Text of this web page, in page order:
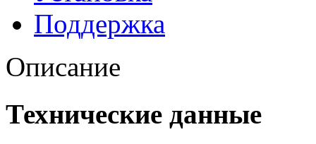
Поддержка
Описание
Технические данные